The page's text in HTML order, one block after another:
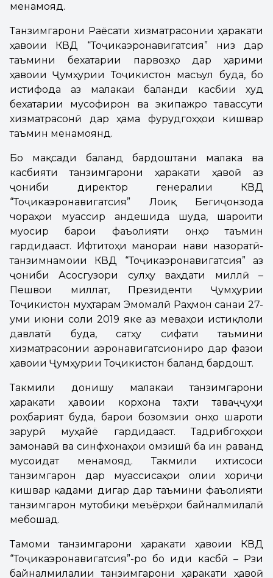
менамояд.
Танзимгарони Раёсати хизматрасонии ҳаракати
ҳавоии КВД “Тоҷикаэронавигатсия” низ дар
таъмини бехатарии парвозҳо дар ҳарими
ҳавоии Ҷумҳурии Тоҷикистон масъул буда, бо
истифода аз малакаи баланди касбии худ
бехатарии мусофирон ва экипажро тавассути
хизматрасонӣ дар ҳама фурудгоҳҳои кишвар
таъмин менамоянд.
Бо мақсади баланд бардоштани малака ва
касбияти танзимгарони ҳаракати ҳавоӣ аз
ҷониби директор генералии КВД
“Тоҷикаэронавигатсия” Лоиқ Бегиҷонзода
чораҳои муассир андешида шуда, шароити
муосир барои фаъолияти онҳо таъмин
гардидааст. Ифтитоҳи манораи нави назоратӣ-
танзимнамоии КВД “Тоҷикаэронавигатсия” аз
ҷониби Асосгузори сулҳу ваҳдати миллӣ –
Пешвои миллат, Президенти Ҷумҳурии
Тоҷикистон муҳтарам Эмомалӣ Раҳмон санаи 27-
уми июни соли 2019 яке аз меваҳои истиқлоли
давлатӣ буда, сатҳу сифати таъмини
хизматрасонии аэронавигатсиониро дар фазои
ҳавоии Ҷумҳурии Тоҷикистон баланд бардошт.
Такмили донишу малакаи танзимгарони
ҳаракати ҳавоии корхона таҳти таваҷҷуҳи
роҳбарият буда, барои бозомӯзии онҳо шароти
зарурӣ муҳайё гардидааст. Тадрибгоҳҳои
замонавӣ ва синфхонаҳои омӯзишӣ ба ин раванд
мусоидат менамояд. Такмили ихтисоси
танзимгарон дар муассисаҳои олии хориҷи
кишвар қадами дигар дар таъмини фаъолияти
танзимгарон мутобиқи меъёрҳои байналмилалӣ
мебошад.
Тамоми танзимгарони ҳаракати ҳавоии КВД
“Тоҷикаэронавигатсия”-ро бо иди касбӣ – Рӯзи
байналмилалии танзимгарони ҳаракати ҳавоӣ